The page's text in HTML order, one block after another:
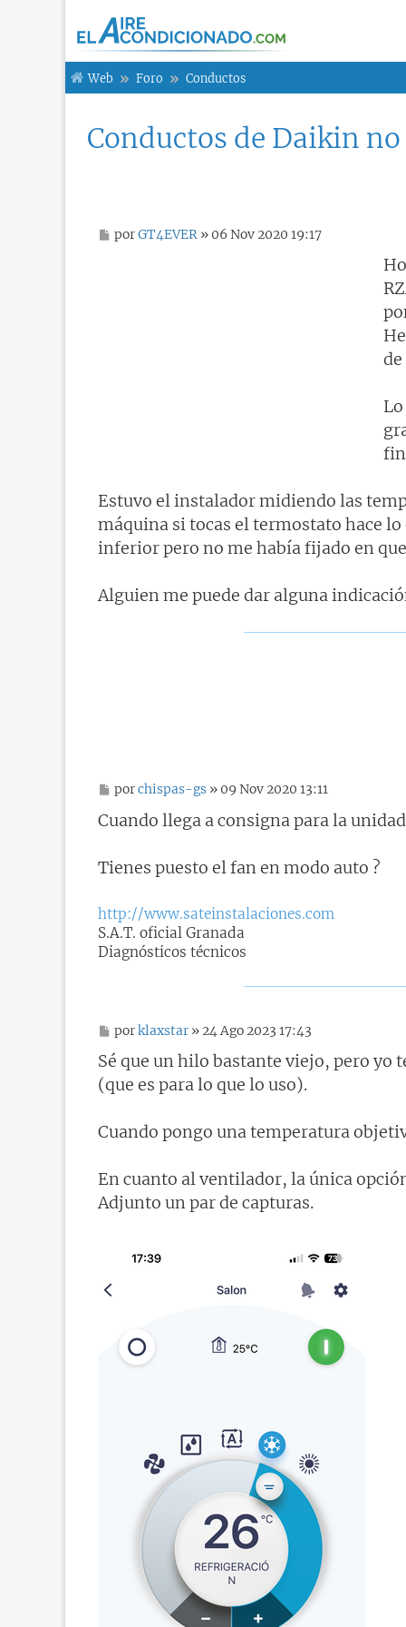
Web Foro Conductos
Conductos de Daikin
M
porGT4EVER » 06 Nov 2020 19:17
Estuvo el instalador midiendo las
máquina si tocas el termostato hace
inferior pero no me había fijado en
Alguien me puede dar alguna
M
n
j
e
porchispas-gs » 09 Nov 2020 13:11
Cuando llega a consigna para la
Tienes puesto el fan en modo auto ?
http://www.sateinstalaciones.com
S.A.T. oficial Granada
Diagnósticos técnicos
M
n
a
porklaxstar » 24 Ago 2023 17:43
Sé que un hilo bastante viejo, pero
(que es para lo que lo uso).
Cuando pongo una temperatura
En cuanto al ventilador, la única
Adjunto un par de capturas.